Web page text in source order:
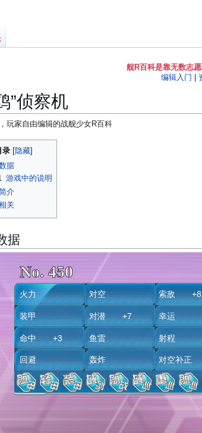
舰R百科是靠无数志
编辑入门
”侦察机
玩家自由编辑的战舰少女R百科
录
据
游戏中的说明
介
关
据
No. 450
火力
装甲
命中 +3
回避
对空
对潜 +7
鱼雷
轰炸
索敌 +8
幸运
射程
对空补正